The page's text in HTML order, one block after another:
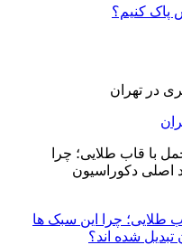
پاک کنیم؟
طلایی؛ چرا این سبک ها
تبدیل شده اند؟